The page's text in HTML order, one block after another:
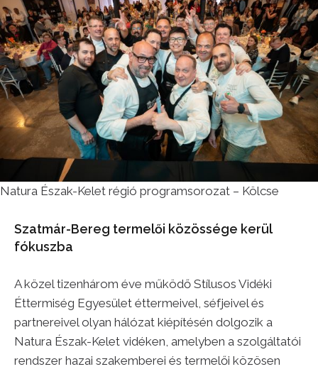
Natura Észak-Kelet régió programsorozat – Kölcse
Szatmár-Bereg termelői közössége kerül
fókuszba
A közel tizenhárom éve működő Stílusos Vidéki
Éttermiség Egyesület éttermeivel, séfjeivel és
partnereivel olyan hálózat kiépítésén dolgozik a
Natura Észak-Kelet vidéken, amelyben a szolgáltatói
rendszer hazai szakemberei és termelői közösen